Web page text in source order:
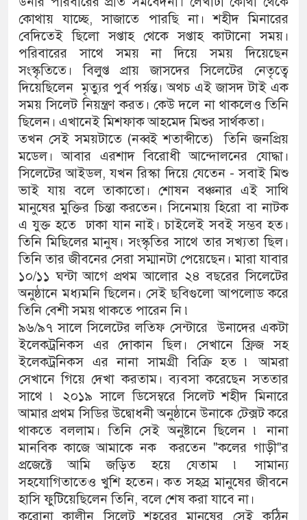
কোথায় যাচ্ছে, সাজাতে পারছি না। শহীদ মিনারের
বেদিতেই ছিলো সপ্তাহ থেকে সপ্তাহ কাটানো সময়।
পরিবারের সাথে সময় না দিয়ে সময় দিয়েছেন
সংস্কৃতিতে। বিলুপ্ত প্রায় জাসদের সিলেটের নেতৃত্বে
দিয়েছিলেন মৃত্যুর পুর্ব পর্য়ন্ত। অথচ এই জাসদ টাই এক
সময় সিলেট নিয়ন্ত্রণ করত। কেউ দলে না থাকলেও তিনি
ছিলেন। এখানেই মিশফাক আহমেদ মিশুর সার্থকতা।
তখন সেই সময়টাতে (নব্বই শতাব্দীতে) তিনি জনপ্রিয়
মডেল। আবার এরশাদ বিরোধী আন্দোলনের যোদ্ধা।
সিলেটের আইডল, যখন রিস্কা দিয়ে যেতেন - সবাই মিশু
ভাই যায় বলে তাকাতো। শোষন বঞ্চনার এই সাথি
মানুষের মুক্তির চিন্তা করতেন। সিনেমায় হিরো বা নাটক
এ যুক্ত হতে ঢাকা যান নাই। চাইলেই সবই সম্ভব হত।
তিনি মিছিলের মানুষ। সংস্কৃতির সাথে তার সখ্যতা ছিল।
তিনি তার জীবনের সেরা সম্মানটা পেয়েছেন। মারা যাবার
১০/১১ ঘন্টা আগে প্রথম আলোর ২৪ বছরের সিলেটের
অনুষ্ঠানে মধ্যমনি ছিলেন। সেই ছবিগুলো আপলোড করে
তিনি বেশী সময় থাকতে পারেন নি ৷
৯৬/৯৭ সালে সিলেটের লতিফ সেন্টারে উনাদের একটা
ইলেকট্রনিকস এর দোকান ছিল। সেখানে ফ্রিজ সহ
ইলেকট্রনিকস এর নানা সামগ্রী বিক্রি হত ৷ আমরা
সেখানে গিয়ে দেখা করতাম। ব্যবসা করেছেন সততার
সাথে ৷ ২০১৯ সালে ডিসেম্বরে সিলেট শহীদ মিনারে
আমার প্রথম সিডির উদ্বোধনী অনুষ্ঠানে উনাকে টেক্সট করে
থাকতে বললাম। তিনি সেই অনুষ্টানে ছিলেন ৷ নানা
মানবিক কাজে আমাকে নক করতেন "কলের গাড়ী"র
প্রজেক্টে আমি জড়িত হয়ে যেতাম ৷ সামান্য
সহযোগিতাতেও খুশি হতেন। কত সহস্র মানুষের জীবনে
হাসি ফুটিয়েছিলেন তিনি, বলে শেষ করা যাবে না।
করোনা কালীন সিলেট শহরের মানুষের সেই কঠিন